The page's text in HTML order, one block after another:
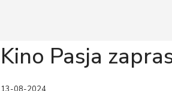
Kino Pasja